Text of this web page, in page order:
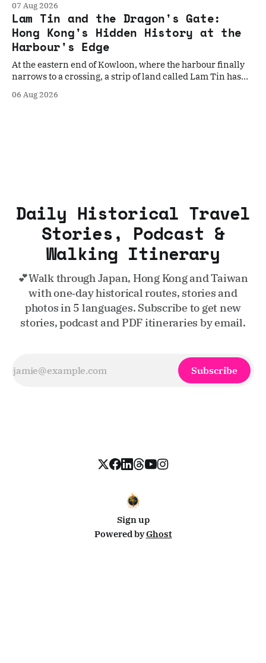
todo cambia. Cinco historias. Un umbral. La geografía que
los convierte en inevitables.
07 Aug 2026
Lam Tin and the Dragon's Gate:
Hong Kong's Hidden History at the
Harbour's Edge
At the eastern end of Kowloon, where the harbour finally
narrows to a crossing, a strip of land called Lam Tin has
history books record. Five stories. One gateway. The
06 Aug 2026
Daily Historical Travel
Stories, Podcast &
Walking Itinerary
💕Walk through Japan, Hong Kong and Taiwan
with one‑day historical routes, stories and
photos in 5 languages. Subscribe to get new
stories, podcast and PDF itineraries by email.
Subscribe
Sign up
Powered byGhost